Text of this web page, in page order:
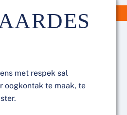
met respek sal
oogkontak te maak, te